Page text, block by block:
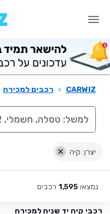
CARWIZ
› רכבים למכירה
יצרן: קיה
נמצאו 1,595 רכבים
רכבי קיה יד שניה למכירה